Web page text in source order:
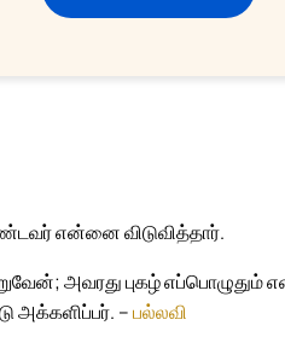
என்னை விடுவித்தார்.
அவரது புகழ் எப்பொழுதும்
அக்களிப்பர். –பல்லவி